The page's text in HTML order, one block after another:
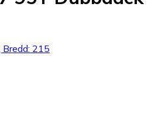
Bredd: 215